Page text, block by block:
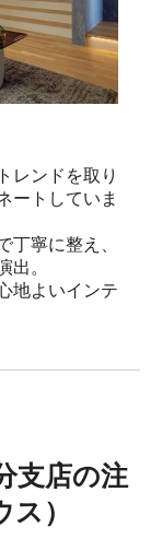
レンドを取り
ートしていま
丁寧に整え、
出。
地よいインテ
支店の注
）